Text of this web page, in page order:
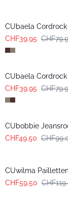
CUbaela Cordrock
CHF39.95
-50%
CUbaela Cordrock
CHF39.95
-50%
CUbobbie
CHF49.50
CUwilma
CHF59.50